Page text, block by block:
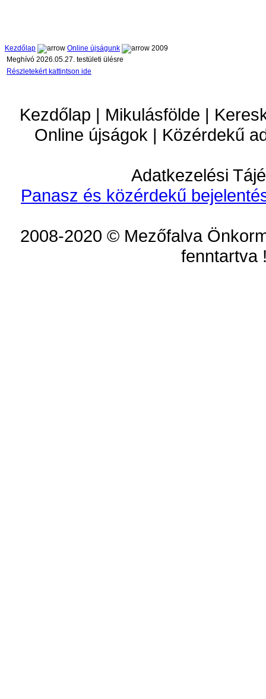
Kezdőlap Online újságunk
2009
Meghívó 2026.05.27. testületi ülésre
Részletekért kattintson ide
Kezdőlap | Mikulásfölde |
Online újságok | Közérdekű
Adatkezelési
Panasz és közérdekű
2008-2020 © Mezőfalva
fenntartva